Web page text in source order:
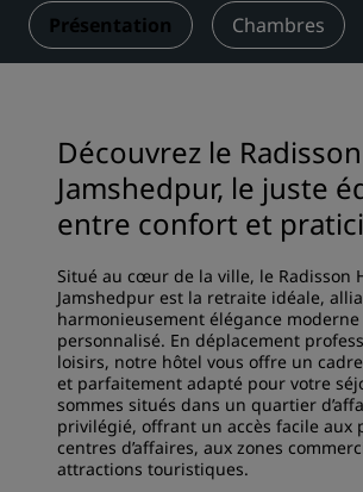
Présentation Chambres
Découvrez le
Jamshedpur, le juste
entre confort et
Situé au cœur de la ville, le Radisson
Jamshedpur est la retraite idéale,
harmonieusement élégance moderne
personnalisé. En déplacement
loisirs, notre hôtel vous offre un
et parfaitement adapté pour votre
sommes situés dans un quartier
privilégié, offrant un accès facile aux
centres d’affaires, aux zones
attractions touristiques.